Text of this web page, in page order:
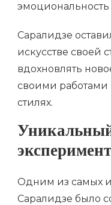
эмоциональность
Саралидзе
искусстве своей
вдохновлять
своими работами
стилях.
Одним из самых
Саралидзе было